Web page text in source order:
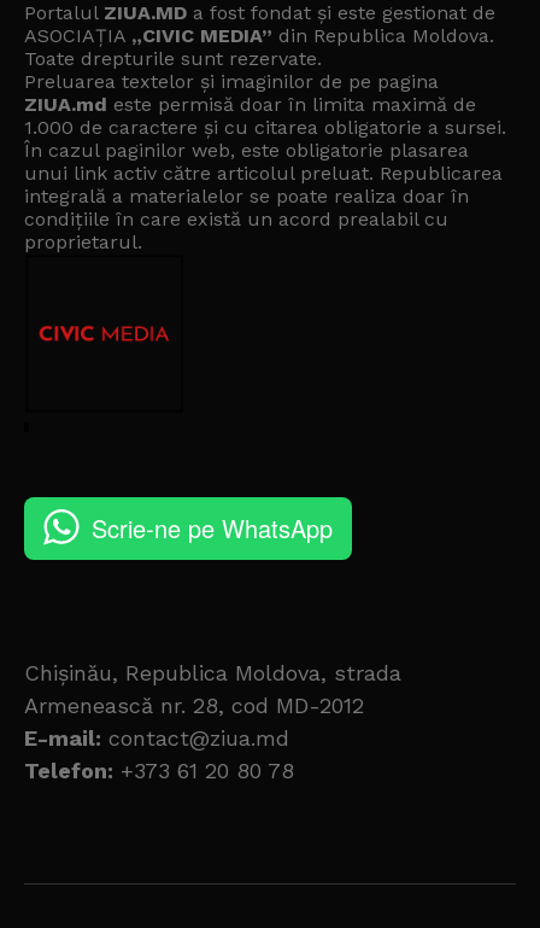
Portalul ZIUA.MD a fost fondat și este gestionat de
ASOCIAȚIA „CIVIC MEDIA” din Republica Moldova.
Toate drepturile sunt rezervate.
Preluarea textelor și imaginilor de pe pagina
ZIUA.md este permisă doar în limita maximă de
1.000 de caractere și cu citarea obligatorie a sursei.
În cazul paginilor web, este obligatorie plasarea
unui link activ către articolul preluat. Republicarea
integrală a materialelor se poate realiza doar în
condițiile în care există un acord prealabil cu
proprietarul.
Scrie-ne pe WhatsApp
Chișinău, Republica Moldova, strada
Armenească nr. 28, cod MD-2012
E-mail: contact@ziua.md
Telefon: +373 61 20 80 78